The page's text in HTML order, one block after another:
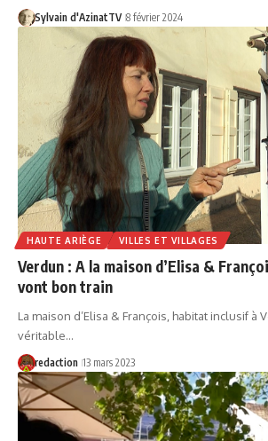
Sylvain d'AzinatTV 8 février 2024
HAUTE ARIÈGE VILLES ET VILLAGES
Verdun : A la maison d’Elisa &
vont bon train
La maison d’Elisa & François, habitat inclusif à
véritable…
redaction 13 mars 2023